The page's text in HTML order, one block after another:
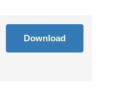
Download